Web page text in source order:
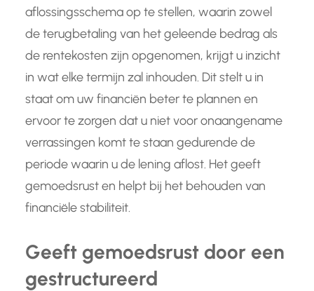
aflossingsschema op te stellen, waarin zowel
de terugbetaling van het geleende bedrag als
de rentekosten zijn opgenomen, krijgt u inzicht
in wat elke termijn zal inhouden. Dit stelt u in
staat om uw financiën beter te plannen en
ervoor te zorgen dat u niet voor onaangename
verrassingen komt te staan gedurende de
periode waarin u de lening aflost. Het geeft
gemoedsrust en helpt bij het behouden van
financiële stabiliteit.
Geeft gemoedsrust door een
gestructureerd